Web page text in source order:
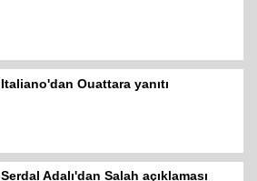
Italiano'dan Ouattara yanıtı
Serdal Adalı'dan Salah açıklaması